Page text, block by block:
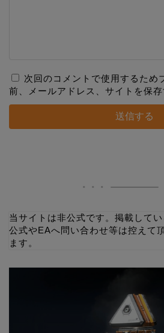
次回のコメントで使用するため
前、メールアドレス、サイトを保存
当サイトは非公式です。掲載して
公式やEAへ問い合わせ等は控えて
ます。